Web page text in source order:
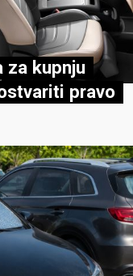
za kupnju
pravo